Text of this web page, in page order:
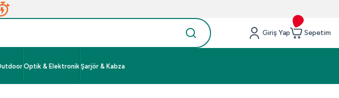
Giriş Yap Sepetim
Optik & Elektronik Şarjör & Kabza